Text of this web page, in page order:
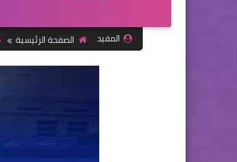
المفيد الصفحة الرئيسية